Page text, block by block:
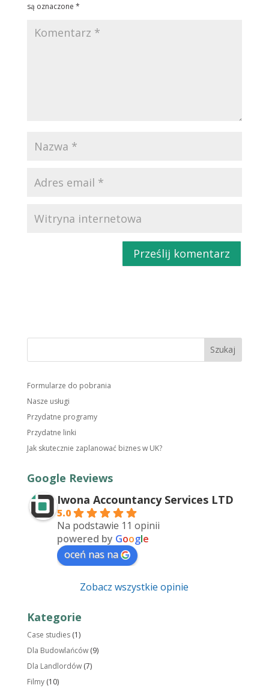
są oznaczone *
Formularze do pobrania
Nasze usługi
Przydatne programy
Przydatne linki
Jak skutecznie zaplanować biznes w UK?
Google Reviews
Iwona Accountancy Services LTD
5.0
Na podstawie 11 opinii
powered by Google
oceń nas na
Zobacz wszystkie opinie
Kategorie
Case studies(1)
Dla Budowlańców(9)
Dla Landlordów(7)
Filmy(10)